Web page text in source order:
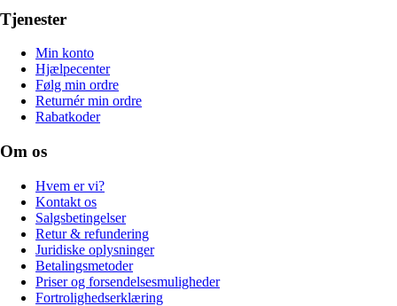
Tjenester
Min konto
Hjælpecenter
Følg min ordre
Returnér min ordre
Rabatkoder
Om os
Hvem er vi?
Kontakt os
Salgsbetingelser
Retur & refundering
Juridiske oplysninger
Betalingsmetoder
Priser og forsendelsesmuligheder
Fortrolighedserklæring